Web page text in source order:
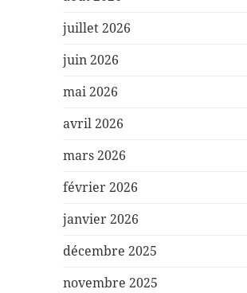
juillet 2026
juin 2026
mai 2026
avril 2026
mars 2026
février 2026
janvier 2026
décembre 2025
novembre 2025